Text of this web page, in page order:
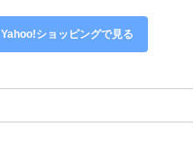
Yahoo!ショッピングで見る